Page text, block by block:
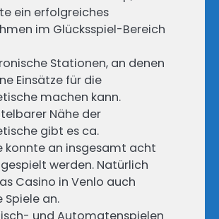
ein erfolgreiches
im Glücksspiel-Bereich
Stationen, an denen
Einsätze für die
machen kann.
Nähe der
gibt es ca.
konnte an insgesamt acht
werden. Natürlich
Casino in Venlo auch
Spiele an.
und Automatenspielen